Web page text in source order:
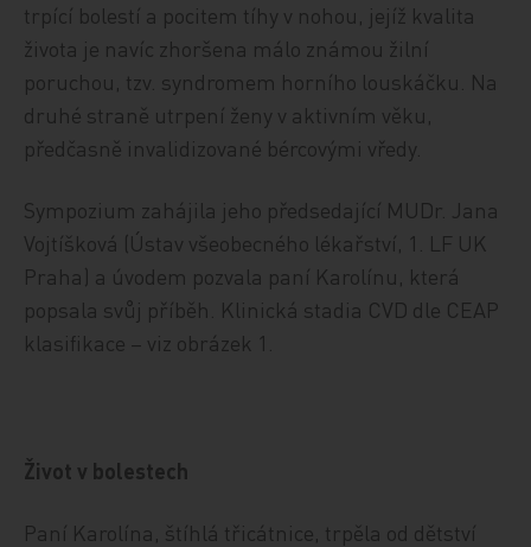
trpící bolestí a pocitem tíhy v nohou, jejíž kvalita
života je navíc zhoršena málo známou žilní
poruchou, tzv. syndromem horního louskáčku. Na
druhé straně utrpení ženy v aktivním věku,
předčasně invalidizované bércovými vředy.
Sympozium zahájila jeho předsedající MUDr. Jana
Vojtíšková (Ústav všeobecného lékařství, 1. LF UK
Praha) a úvodem pozvala paní Karolínu, která
popsala svůj příběh. Klinická stadia CVD dle CEAP
klasifikace – viz obrázek 1.
Život v bolestech
Paní Karolína, štíhlá třicátnice, trpěla od dětství